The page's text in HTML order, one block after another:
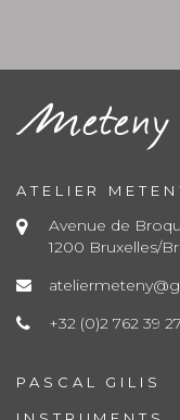
ATELIER
Avenue de
1200 Bruxelles/
+32 (0)2 762 39 27
PASCAL GILIS